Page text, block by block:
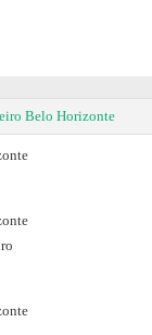
Belo Horizonte